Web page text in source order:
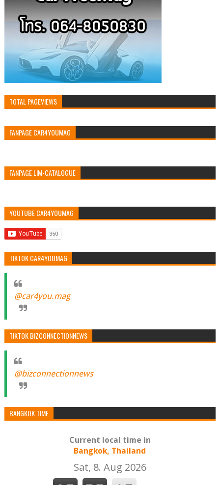
TOTAL PAGEVIEWS
FANPAGE CAR4YOUMAG
FANPAGE LIM-CATALOGUE
YOUTUBE CAR4YOUMAG
TIKTOK CAR4YOUMAG
@car4you.mag
TIKTOK BIZCONNECTIONNEWS
@bizconnectionnews
BANGKOK TIME
Current local time in
Bangkok, Thailand